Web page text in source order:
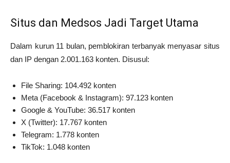
Situs dan Medsos Jadi Target Utama
Dalam kurun 11 bulan, pemblokiran terbanyak menyasar situs
dan IP dengan 2.001.163 konten. Disusul:
File Sharing: 104.492 konten
Meta (Facebook & Instagram): 97.123 konten
Google & YouTube: 36.517 konten
X (Twitter): 17.767 konten
Telegram: 1.778 konten
TikTok: 1.048 konten